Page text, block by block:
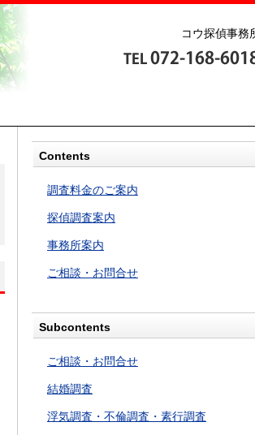
コウ探偵事務
Contents
調査料金のご案内
探偵調査案内
事務所案内
ご相談・お問合せ
Subcontents
ご相談・お問合せ
結婚調査
浮気調査・不倫調査・素行調査